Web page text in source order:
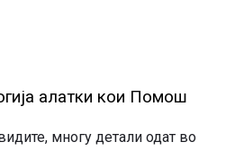
алатки кои Помош
многу детали одат во